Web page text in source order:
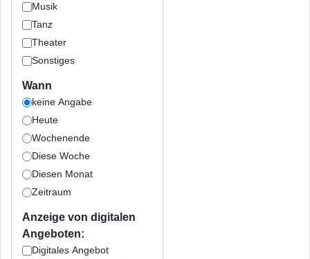
Musik
Tanz
Theater
Sonstiges
Wann
keine Angabe
Heute
Wochenende
Diese Woche
Diesen Monat
Zeitraum
Anzeige von digitalen
Angeboten:
Digitales Angebot